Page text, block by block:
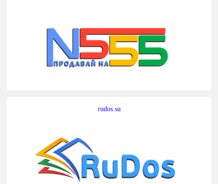
rudos.su